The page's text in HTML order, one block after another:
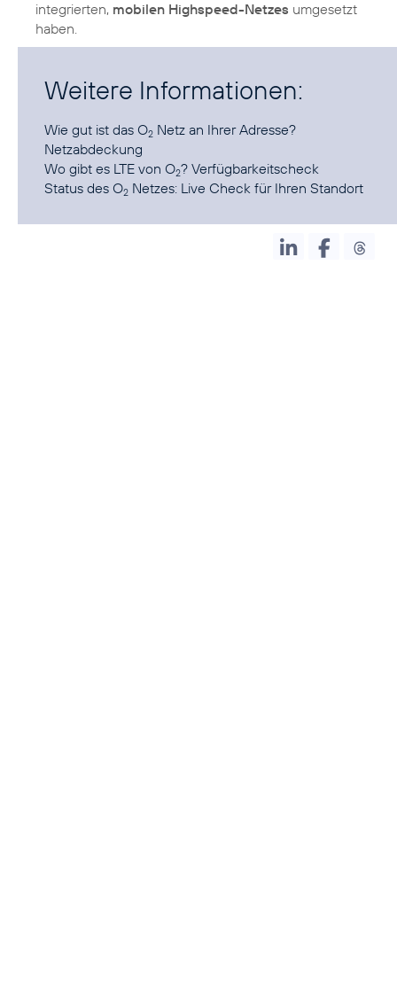
integrierten, mobilen Highspeed-Netzes umgesetzt
haben.
Weitere Informationen:
Wie gut ist das O2 Netz an Ihrer Adresse?
Netzabdeckung
Wo gibt es LTE von O2? Verfügbarkeitscheck
Status des O2 Netzes: Live Check für Ihren Standort